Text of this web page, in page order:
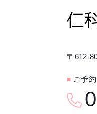
〒612-
■ ご予